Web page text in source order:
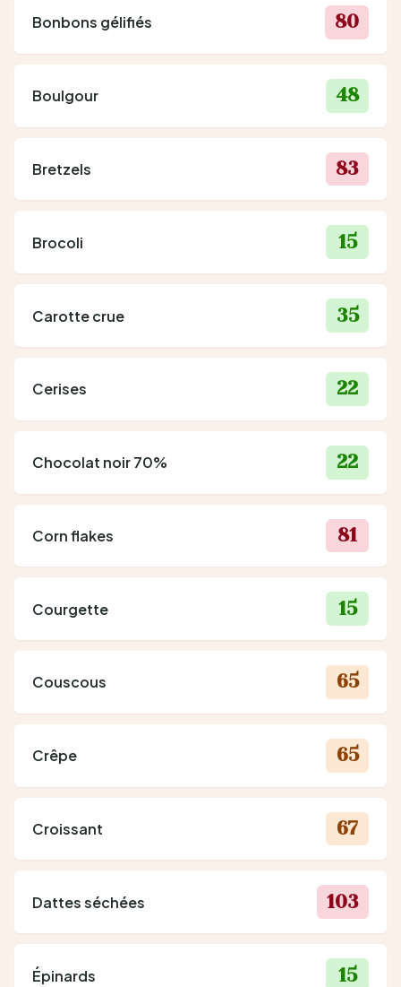
Bonbons gélifiés 80
Boulgour 48
Bretzels 83
Brocoli 15
Carotte crue 35
Cerises 22
Chocolat noir 70% 22
Corn flakes 81
Courgette 15
Couscous 65
Crêpe 65
Croissant 67
Dattes séchées 103
Épinards 15